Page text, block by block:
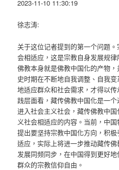
2023-11-10 11:30:19
徐志涛:
关于这位记者提到的第一个问题
会相适应，这是宗教自身发展规
佛教本身就是佛教中国化的产物
史时期在不断地自我调整、自我
地适应群众和社会需求，才得以
践层面看，藏传佛教中国化是一
进入社会主义社会，藏传佛教中
义社会相适应的内容。当前，中
提出要坚持宗教中国化方向，积
适应，实际上将进一步推动藏传
发展同频同步，在中国得到更好
群众的宗教信仰自由。